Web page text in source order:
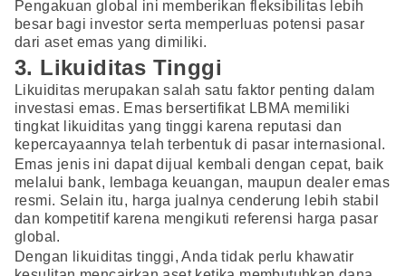
Pengakuan global ini memberikan fleksibilitas lebih
besar bagi investor serta memperluas potensi pasar
dari aset emas yang dimiliki.
3. Likuiditas Tinggi
Likuiditas merupakan salah satu faktor penting dalam
investasi emas. Emas bersertifikat LBMA memiliki
tingkat likuiditas yang tinggi karena reputasi dan
kepercayaannya telah terbentuk di pasar internasional.
Emas jenis ini dapat dijual kembali dengan cepat, baik
melalui bank, lembaga keuangan, maupun dealer emas
resmi. Selain itu, harga jualnya cenderung lebih stabil
dan kompetitif karena mengikuti referensi harga pasar
global.
Dengan likuiditas tinggi, Anda tidak perlu khawatir